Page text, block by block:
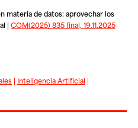
materia de datos: aprovechar los
| COM(2025) 835 final, 19.11.2025
| Inteligencia Artificial |